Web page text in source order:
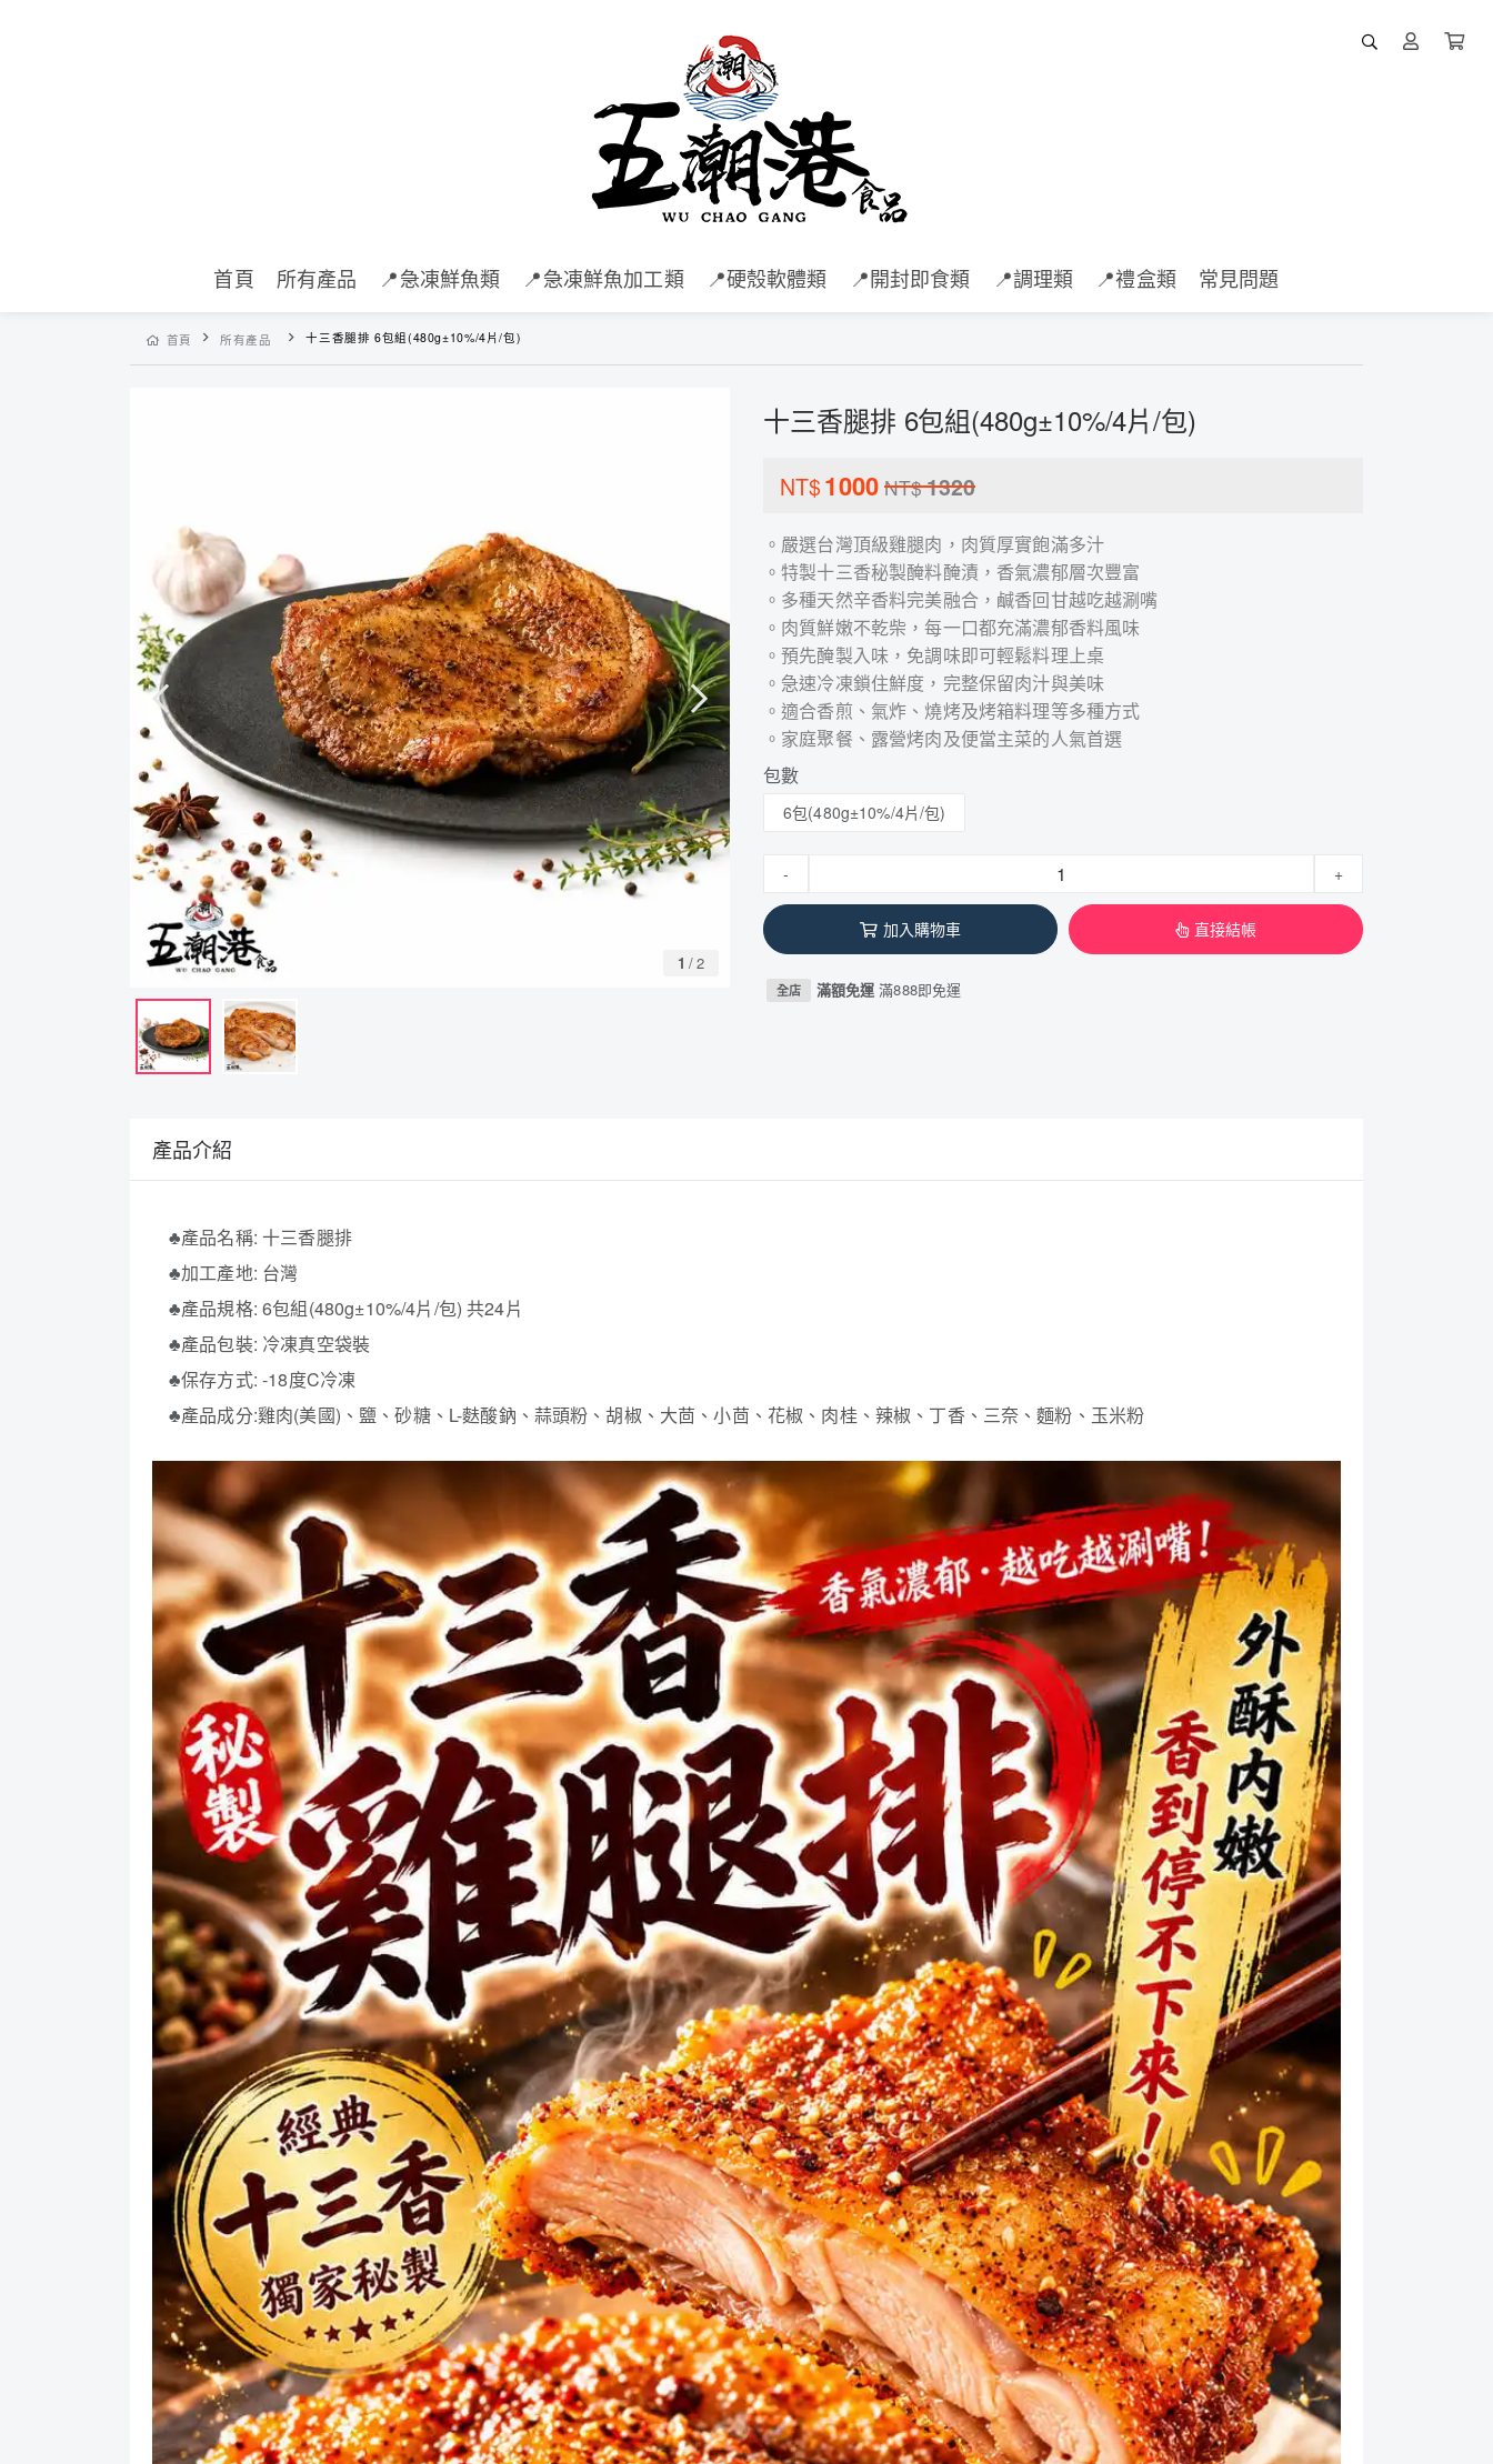
首頁 所有產品 📍急凍鮮魚類 📍急凍鮮魚加工類 📍硬殼軟體類 📍開封即食類 📍調理類 📍禮盒類 常見問題
首頁 所有產品 十三香腿排 6包組(480g±10%/4片/包)
1 /2
十三香腿排 6包組(480g±10%/4片/包)
NT$1000 NT$1320
。嚴選台灣頂級雞腿肉，肉質厚實飽滿多汁
。特製十三香秘製醃料醃漬，香氣濃郁層次豐富
。多種天然辛香料完美融合，鹹香回甘越吃越涮嘴
。肉質鮮嫩不乾柴，每一口都充滿濃郁香料風味
。預先醃製入味，免調味即可輕鬆料理上桌
。急速冷凍鎖住鮮度，完整保留肉汁與美味
。適合香煎、氣炸、燒烤及烤箱料理等多種方式
。家庭聚餐、露營烤肉及便當主菜的人氣首選
包數
6包(480g±10%/4片/包)
- +
加入購物車 直接結帳
全店 滿額免運滿888即免運
產品介紹
♣產品名稱: 十三香腿排
♣加工產地: 台灣
♣產品規格: 6包組(480g±10%/4片/包) 共24片
♣產品包裝: 冷凍真空袋裝
♣保存方式: -18度C冷凍
♣產品成分:雞肉(美國)、鹽、砂糖、L-麩酸鈉、蒜頭粉、胡椒、大茴、小茴、花椒、肉桂、辣椒、丁香、三奈、麵粉、玉米粉